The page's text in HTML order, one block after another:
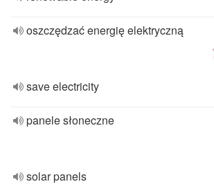
oszczędzać energię elektryczną
save electricity
panele słoneczne
solar panels